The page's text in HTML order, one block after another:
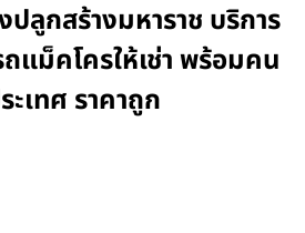
ลูกสร้างมหาราช บริการ
ถแม็คโครให้เช่า พร้อมคน
ะเทศ ราคาถูก